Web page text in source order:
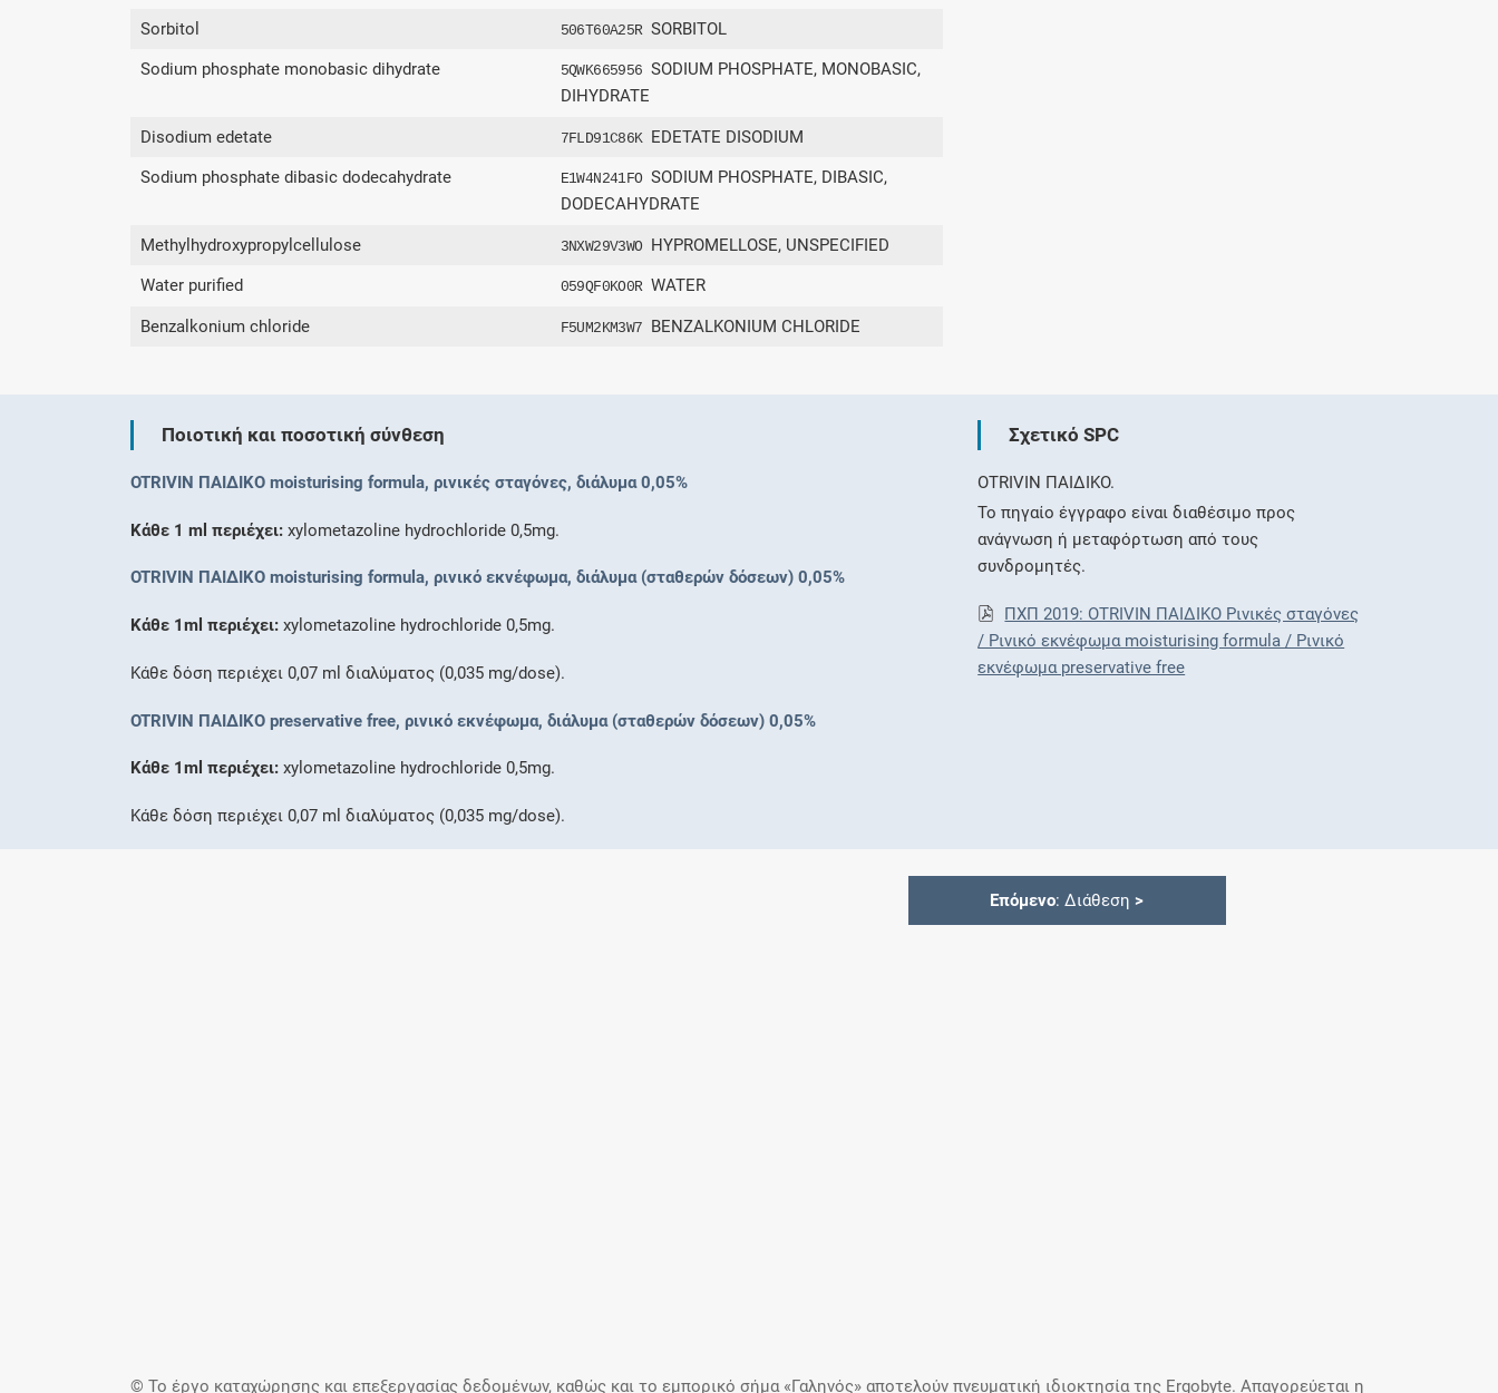
Sorbitol 506T60A25R SORBITOL
Sodium phosphate monobasic dihydrate 5QWK665956 SODIUM PHOSPHATE, MONOBASIC,
DIHYDRATE
Disodium edetate 7FLD91C86K EDETATE DISODIUM
Sodium phosphate dibasic dodecahydrate E1W4N241FO SODIUM PHOSPHATE, DIBASIC,
DODECAHYDRATE
Methylhydroxypropylcellulose 3NXW29V3WO HYPROMELLOSE, UNSPECIFIED
Water purified 059QF0KO0R WATER
Benzalkonium chloride F5UM2KM3W7 BENZALKONIUM CHLORIDE
Ποιοτική και ποσοτική σύνθεση
OTRIVIN ΠΑΙΔΙΚΟ moisturising formula, ρινικές σταγόνες, διάλυμα 0,05%
Κάθε 1 ml περιέχει: xylometazoline hydrochloride 0,5mg.
OTRIVIN ΠΑΙΔΙΚΟ moisturising formula, ρινικό εκνέφωμα, διάλυμα (σταθερών δόσεων) 0,05%
Κάθε 1ml περιέχει: xylometazoline hydrochloride 0,5mg.
Κάθε δόση περιέχει 0,07 ml διαλύματος (0,035 mg/dose).
OTRIVIN ΠΑΙΔΙΚΟ preservative free, ρινικό εκνέφωμα, διάλυμα (σταθερών δόσεων) 0,05%
Κάθε 1ml περιέχει: xylometazoline hydrochloride 0,5mg.
Κάθε δόση περιέχει 0,07 ml διαλύματος (0,035 mg/dose).
Σχετικό SPC
OTRIVIN ΠΑΙΔΙΚΟ.
Το πηγαίο έγγραφο είναι διαθέσιμο προς
ανάγνωση ή μεταφόρτωση από τους
συνδρομητές.
ΠΧΠ 2019: OTRIVIN ΠΑΙΔΙΚΟ Ρινικές σταγόνες
/ Ρινικό εκνέφωμα moisturising formula / Ρινικό
εκνέφωμα preservative free
Επόμενο: Διάθεση >
© Το έργο καταχώρησης και επεξεργασίας δεδομένων, καθώς και το εμπορικό σήμα «Γαληνός» αποτελούν πνευματική ιδιοκτησία της Ergobyte. Απαγορεύεται η